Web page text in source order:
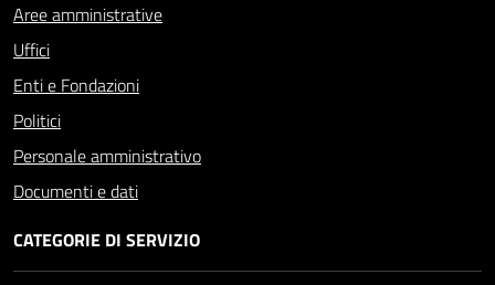
Aree amministrative
Uffici
Enti e Fondazioni
Politici
Personale amministrativo
Documenti e dati
CATEGORIE DI SERVIZIO